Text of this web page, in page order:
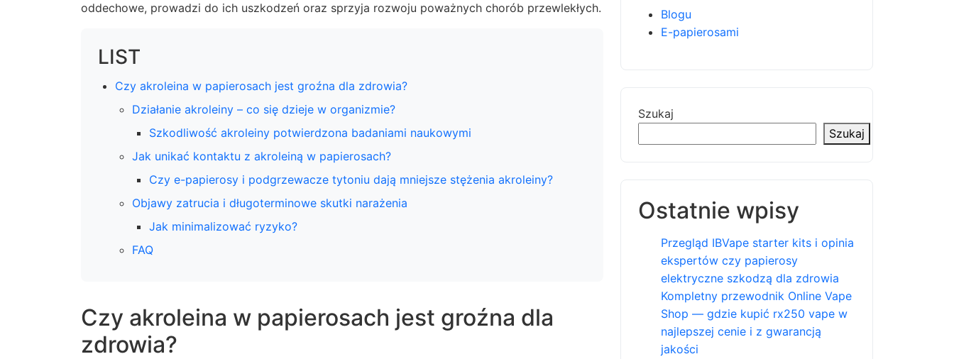
oddechowe, prowadzi do ich uszkodzeń oraz sprzyja rozwoju poważnych chorób przewlekłych.
LIST
Czy akroleina w papierosach jest groźna dla zdrowia?
Działanie akroleiny – co się dzieje w organizmie?
Szkodliwość akroleiny potwierdzona badaniami naukowymi
Jak unikać kontaktu z akroleiną w papierosach?
Czy e-papierosy i podgrzewacze tytoniu dają mniejsze stężenia akroleiny?
Objawy zatrucia i długoterminowe skutki narażenia
Jak minimalizować ryzyko?
FAQ
Czy akroleina w papierosach jest groźna dla
zdrowia?
Blogu
E-papierosami
Szukaj
Szukaj
Ostatnie wpisy
Przegląd IBVape starter kits i opinia
ekspertów czy papierosy
elektryczne szkodzą dla zdrowia
Kompletny przewodnik Online Vape
Shop — gdzie kupić rx250 vape w
najlepszej cenie i z gwarancją
jakości